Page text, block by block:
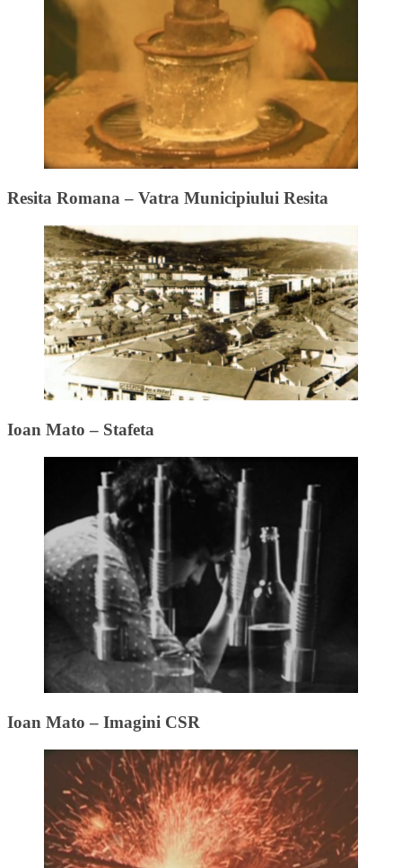
Resita Romana – Vatra Municipiului Resita
Ioan Mato – Stafeta
Ioan Mato – Imagini CSR